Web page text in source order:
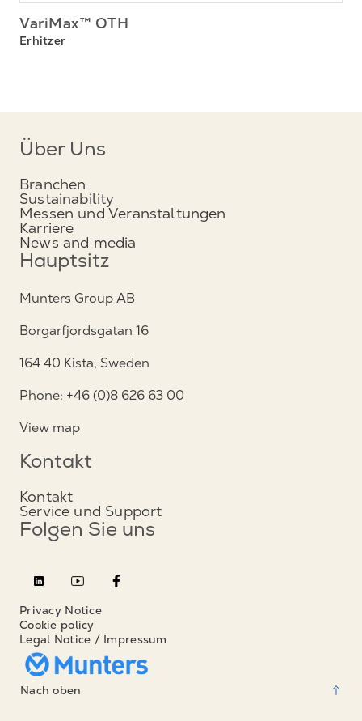
VariMax™ OTH
Erhitzer
Über Uns
Branchen
Sustainability
Messen und Veranstaltungen
Karriere
News and media
Hauptsitz
Munters Group AB
Borgarfjordsgatan 16
164 40 Kista, Sweden
Phone: +46 (0)8 626 63 00
View map
Kontakt
Kontakt
Service und Support
Folgen Sie uns
Privacy Notice
Cookie policy
Legal Notice / Impressum
Nach oben